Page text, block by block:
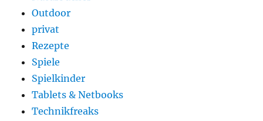
Outdoor
privat
Rezepte
Spiele
Spielkinder
Tablets & Netbooks
Technikfreaks